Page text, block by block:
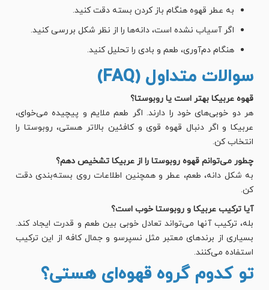
به عطر قهوه هنگام باز کردن بسته دقت کنید.
اگر آسیاب نشده است، دانه‌ها را از نظر شکل بررسی کنید.
هنگام دم‌آوری، طعم و بادی را تحلیل کنید.
سوالات متداول (FAQ)
قهوه عربیکا بهتر است یا روبوستا؟
هر دو خوبی‌های خود را دارند. اگر طعم ملایم و پیچیده می‌خوای،
عربیکا و اگر دنبال قهوه قوی و کافئین بالاتر هستی، روبوستا را
انتخاب کن.
چطور می‌توانم قهوه روبوستا را از عربیکا تشخیص دهم؟
به شکل دانه، طعم، عطر و همچنین اطلاعات روی بسته‌بندی دقت
کن.
آیا ترکیب عربیکا و روبوستا خوب است؟
بله، ترکیب آنها می‌تواند تعادل خوبی بین طعم و قدرت ایجاد کند.
بسیاری از برندهای معتبر مثل نسپرسو و جمال کافه از این ترکیب
استفاده می‌کنند.
تو کدوم گروه قهوه‌ای هستی؟